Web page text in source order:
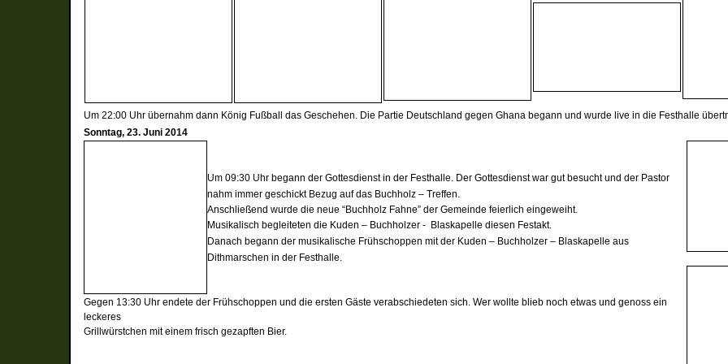
Um 22:00 Uhr übernahm dann König Fußball das Geschehen. Die Partie Deutschland gegen Ghana begann und wurde live in die Festhalle
Sonntag, 23. Juni 2014
Um 09:30 Uhr begann der Gottesdienst in der Festhalle. DerGottesdienst war gut besucht und der Pastor
nahm immer geschickt Bezug aufdas Buchholz – Treffen.
Anschließend wurde die neue “Buchholz Fahne” der Gemeinde feierlich eingeweiht.
Musikalisch begleiteten die Kuden – Buchholzer - Blaskapelle diesen Festakt.
Danach begann der musikalische Frühschoppen mit der Kuden – Buchholzer – Blaskapelle aus
Dithmarschen in der Festhalle.
Gegen 13:30 Uhr endete der Frühschoppen und die ersten Gäste verabschiedeten sich. Wer wollte blieb noch etwas und genoss ein
leckeres
Grillwürstchen mit einem frisch gezapften Bier.